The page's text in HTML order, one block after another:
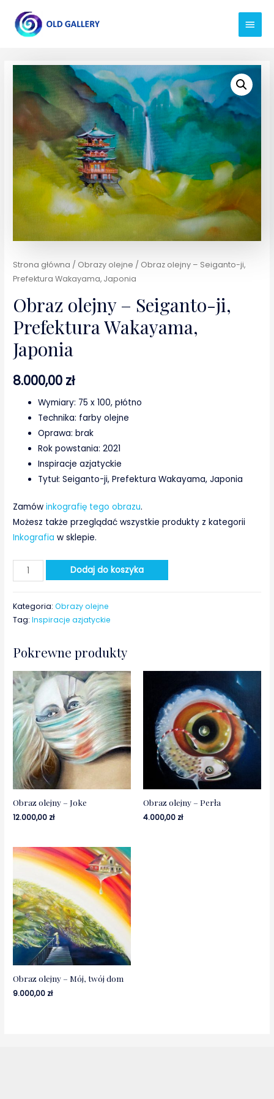
Strona główna / Obrazy olejne / Obraz olejny – Seiganto-ji,
Prefektura Wakayama, Japonia
Obraz olejny – Seiganto-ji,
Prefektura Wakayama,
Japonia
8.000,00 zł
Wymiary: 75 x 100, płótno
Technika: farby olejne
Oprawa: brak
Rok powstania: 2021
Inspiracje azjatyckie
Tytuł: Seiganto-ji, Prefektura Wakayama, Japonia
Zamówinkografię tego obrazu.
Możesz także przeglądać wszystkie produkty z kategorii
Inkografia w sklepie.
Dodaj do koszyka
Kategoria:Obrazy olejne
Tag:Inspiracje azjatyckie
Pokrewne produkty
Obraz olejny – Joke
12.000,00 zł
Obraz olejny – Perła
4.000,00 zł
Obraz olejny – Mój, twój dom
9.000,00 zł